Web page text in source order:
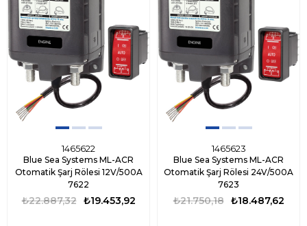
1465622
Blue Sea Systems ML-ACR
Otomatik Şarj Rölesi 12V/500A
7622
₺19.453,92
₺22.887,32
1465623
Blue Sea Systems ML-ACR
Otomatik Şarj Rölesi 24V/500A
7623
₺18.487,62
₺21.750,18